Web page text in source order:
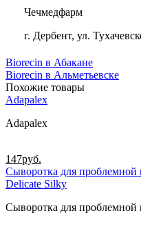
Чечмедфарм
г. Дербент, ул.
Biorecin в Абакане
Biorecin в Альметьевске
Похожие товары
Adapalex
Adapalex
147руб.
Сыворотка для
Delicate Silky
Сыворотка для проблемной